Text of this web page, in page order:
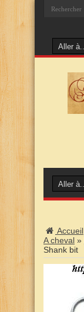
Accueil
A cheval »
Shank bit